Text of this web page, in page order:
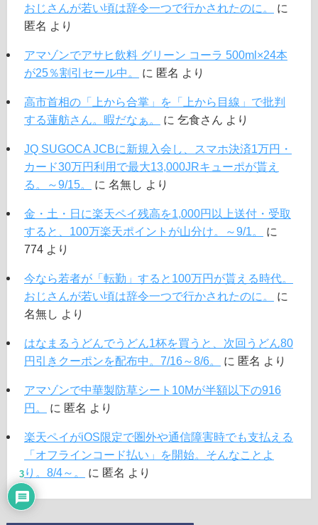
おじさんが若い頃は辞令一つで行かされたのに。
に
匿名 より
アマゾンでアサヒ飲料 グリーン コーラ 500ml×24本
が25％割引セール中。
に 匿名 より
高市首相の「上から合掌」を「上から目線」で批判
する蓮舫さん。暇だなぁ。
に 乞食さん より
JQ SUGOCA JCBに新規入会し、スマホ決済1万円・
カード30万円利用で最大13,000JRキューポが貰え
る。～9/15。
に 名無し より
金・土・日に楽天ペイ残高を1,000円以上送付・受取
すると、100万楽天ポイントが山分け。～9/1。
に
774より
今なら若者が「転勤」すると100万円が貰える時代。
おじさんが若い頃は辞令一つで行かされたのに。
に
名無し より
はなまるうどんでうどん1杯を買うと、次回うどん80
円引きクーポンを配布中。7/16～8/6。
に 匿名 より
アマゾンで中華製防草シート10Mが半額以下の916
円。
に 匿名 より
楽天ペイがiOS限定で圏外や通信障害時でも支払える
「オフラインコード払い」を開始。そんなことよ
り。8/4～。
に 匿名 より
3